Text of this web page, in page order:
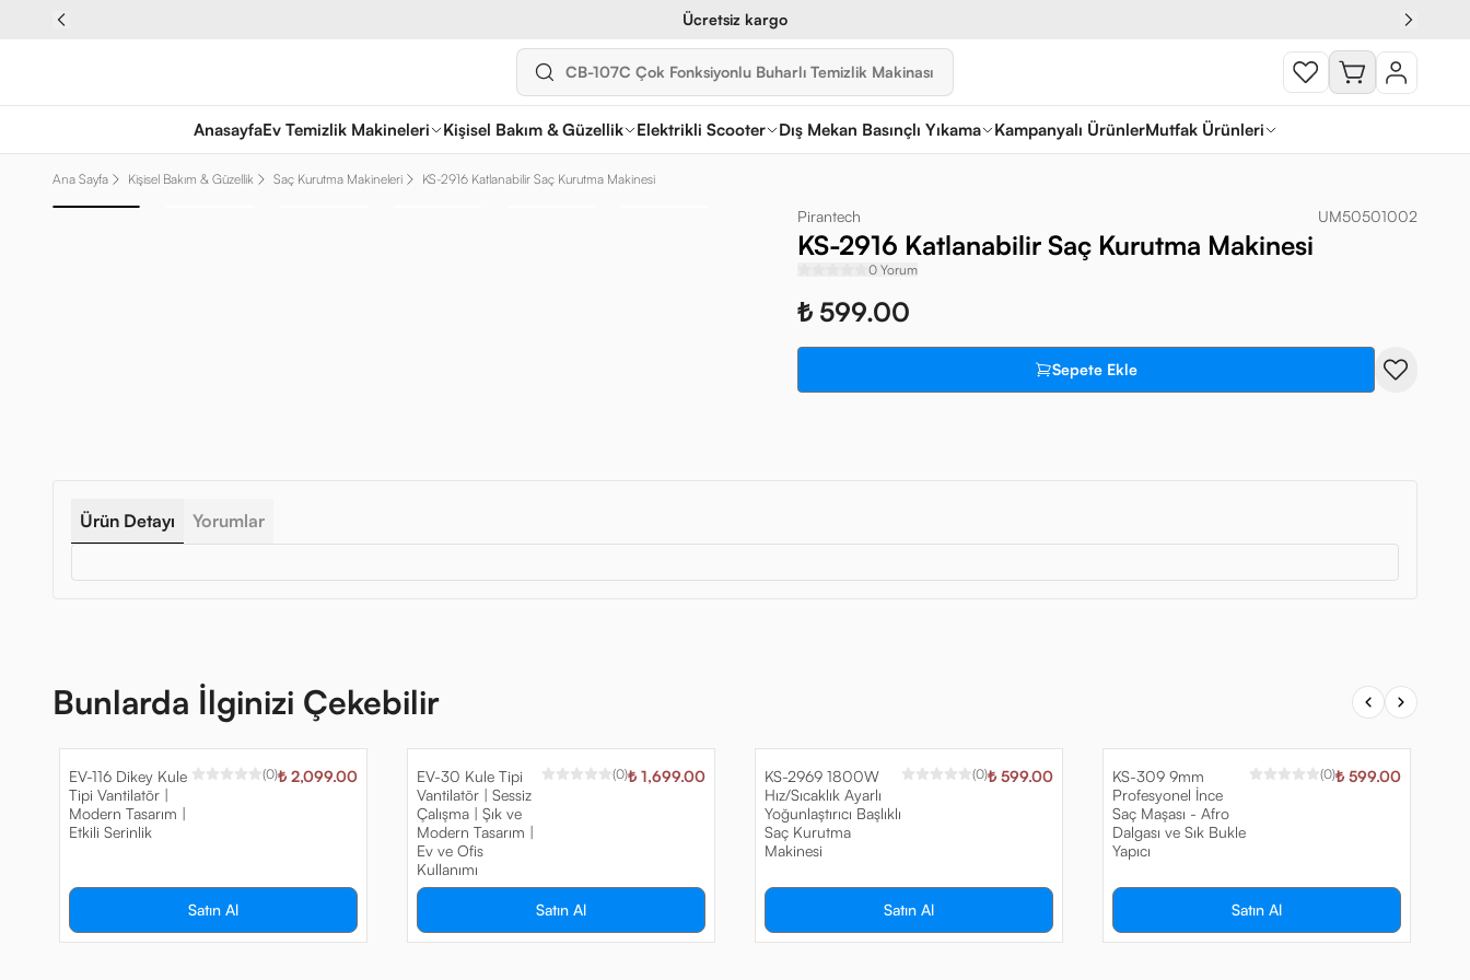
Ücretsiz kargo
AnasayfaEv Temizlik Makineleri Kişisel Bakım & Güzellik Elektrikli Scooter Dış Mekan Basınçlı Yıkama Kampanyalı ÜrünlerMutfak Ürünleri
Ana Sayfa Kişisel Bakım & Güzellik Saç Kurutma Makineleri KS-2916 Katlanabilir Saç Kurutma Makinesi
Pirantech UM50501002
KS-2916 Katlanabilir Saç Kurutma Makinesi
0 Yorum
₺ 599.00
Sepete Ekle
Ürün Detayı Yorumlar
Bunlarda İlginizi Çekebilir
EV-116 Dikey Kule
Tipi Vantilatör |
Modern Tasarım |
Etkili Serinlik
(0)₺ 2,099.00
Satın Al
EV-30 Kule Tipi
Vantilatör | Sessiz
Çalışma | Şık ve
Modern Tasarım |
Ev ve Ofis
Kullanımı
(0)₺ 1,699.00
Satın Al
KS-2969 1800W
Hız/Sıcaklık Ayarlı
Yoğunlaştırıcı Başlıklı
Saç Kurutma
Makinesi
(0)₺ 599.00
Satın Al
KS-309 9mm
Profesyonel İnce
Saç Maşası - Afro
Dalgası ve Sık Bukle
Yapıcı
(0)₺ 599.00
Satın Al